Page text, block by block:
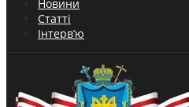
Новини
Статті
Інтерв’ю